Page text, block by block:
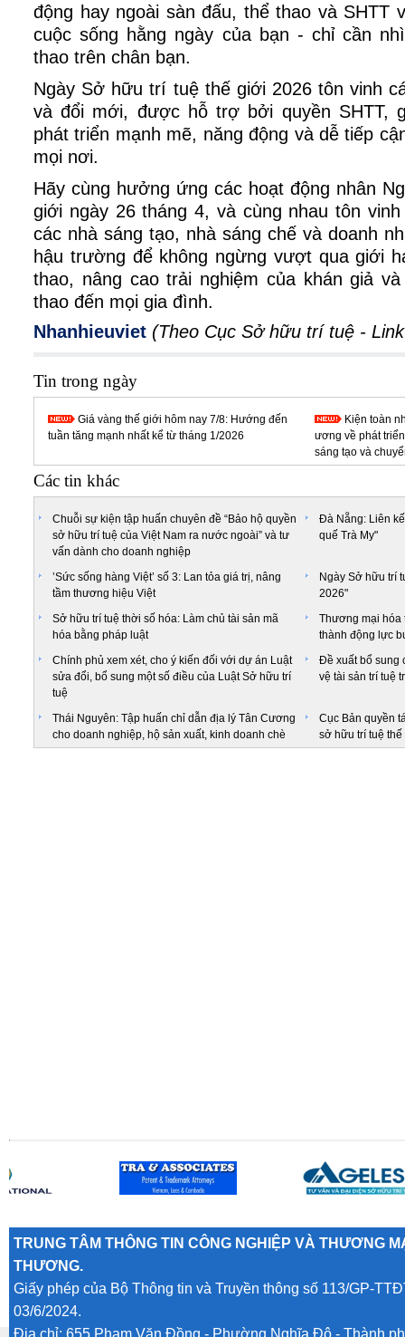
động hay ngoài sàn đấu, thể thao và SHTT
cuộc sống hằng ngày của bạn - chỉ cần
thao trên chân bạn.
Ngày Sở hữu trí tuệ thế giới 2026 tôn vinh
và đổi mới, được hỗ trợ bởi quyền SHTT,
phát triển mạnh mẽ, năng động và dễ tiếp
mọi nơi.
Hãy cùng hưởng ứng các hoạt động nhân
giới ngày 26 tháng 4, và cùng nhau tôn
các nhà sáng tạo, nhà sáng chế và doanh
hậu trường để không ngừng vượt qua giới
thao, nâng cao trải nghiệm của khán giả
thao đến mọi gia đình.
Nhanhieuviet (Theo Cục Sở hữu trí tuệ -
Tin trong ngày
Giá vàng thế giới hôm nay 7/8: Hướng đến
tuần tăng mạnh nhất kể từ tháng 1/2026
Kiện toàn
ương về phát
sáng tạo và
Các tin khác
Chuỗi sự kiện tập huấn chuyên đề “Bảo hộ quyền
sở hữu trí tuệ của Việt Nam ra nước ngoài” và tư
vấn dành cho doanh nghiệp
Đà Nẵng: Liên
quế Trà My"
’Sức sống hàng Việt’ số 3: Lan tỏa giá trị, nâng
tầm thương hiệu Việt
Ngày Sở hữu trí
2026"
Sở hữu trí tuệ thời số hóa: Làm chủ tài sản mã
hóa bằng pháp luật
Thương mại hóa
thành động lực
Chính phủ xem xét, cho ý kiến đối với dự án Luật
sửa đổi, bổ sung một số điều của Luật Sở hữu trí
tuệ
Đề xuất bổ sung
vệ tài sản trí tuệ
Thái Nguyên: Tập huấn chỉ dẫn địa lý Tân Cương
cho doanh nghiệp, hộ sản xuất, kinh doanh chè
Cục Bản quyền
sở hữu trí tuệ
TRUNG TÂM THÔNG TIN CÔNG NGHIỆP VÀ THƯƠNG
THƯƠNG.
Giấy phép của Bộ Thông tin và Truyền thông số 113/GP-
03/6/2024.
Địa chỉ: 655 Phạm Văn Đồng - Phường Nghĩa Đô - Thành